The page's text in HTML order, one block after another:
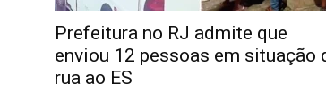
Prefeitura no RJ admite que
enviou 12 pessoas em situação
rua ao ES